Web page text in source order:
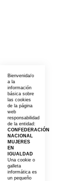
Bienvenida/o
a la
información
básica sobre
las cookies
de la página
web
responsabilidad
de la entidad:
CONFEDERACIÓN
NACIONAL
MUJERES
EN
IGUALDAD
Una cookie o
galleta
informática es
un pequeño